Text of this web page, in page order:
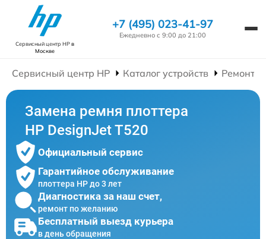
Сервисный центр HPв
Москве
+7 (495) 023-41-97
Ежедневно с 9:00 до 21:00
Сервисный центр HP Каталог устройств Ремонт
Замена ремня плоттера
HP DesignJet T520
Официальный сервис
Гарантийное обслуживание
плоттера HP до 3 лет
Диагностика за наш счет,
ремонт по желанию
Бесплатный выезд курьера
в день обращения